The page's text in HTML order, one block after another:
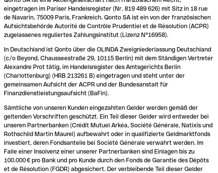
eingetragen im Pariser Handelsregister (Nr. 819 489 626) mit Sitz in 18 rue
de Navarin, 75009 Paris, Frankreich. Qonto SA ist ein von der französischen
Aufsichtsbehörde Autorité de Contrôle Prudentiel et de Résolution (ACPR)
zugelassenes reguliertes Zahlungsinstitut (Lizenz N°16958).
In Deutschland ist Qonto über die OLINDA Zweigniederlassung Deutschland
(c/o Beyond, Chausseestraße 29, 10115 Berlin) mit dem Ständigen Vertreter
Alexandre Prot tätig, im Handelsregister des Amtsgerichts Berlin
(Charlottenburg) (HRB 213261 B) eingetragen und steht unter der
gemeinsamen Aufsicht der ACPR und der Bundesanstalt für
Finanzdienstleistungsaufsicht (BaFin).
Sämtliche von unseren Kunden eingezahlten Gelder werden gemäß der
geltenden Vorschriften geschützt. Ein Teil dieser Gelder wird entweder bei
unseren Partnerbanken (Crédit Mutuel Arkéa, Société Générale, Natixis und
Rothschild Martin Maurel) aufbewahrt oder in qualifizierte Geldmarktfonds
investiert, deren Fondsanteile bei Société Générale verwahrt werden. Im
Falle einer Insolvenz einer unserer Partnerbanken sind Einlagen bis zu
100.000 € pro Bank und pro Kunde durch den Fonds de Garantie des Dépôts
et de Résolution (FGDR) abgesichert. Der verbleibende Teil dieser Gelder